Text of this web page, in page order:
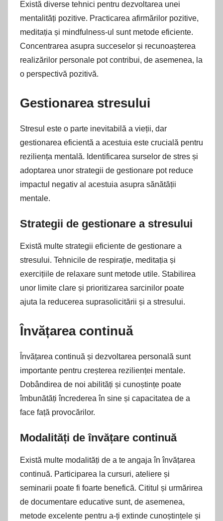
Există diverse tehnici pentru dezvoltarea unei
mentalități pozitive. Practicarea afirmărilor pozitive,
meditația și mindfulness-ul sunt metode eficiente.
Concentrarea asupra succeselor și recunoașterea
realizărilor personale pot contribui, de asemenea, la
o perspectivă pozitivă.
Gestionarea stresului
Stresul este o parte inevitabilă a vieții, dar
gestionarea eficientă a acestuia este crucială pentru
reziliența mentală. Identificarea surselor de stres și
adoptarea unor strategii de gestionare pot reduce
impactul negativ al acestuia asupra sănătății
mentale.
Strategii de gestionare a stresului
Există multe strategii eficiente de gestionare a
stresului. Tehnicile de respirație, meditația și
exercițiile de relaxare sunt metode utile. Stabilirea
unor limite clare și prioritizarea sarcinilor poate
ajuta la reducerea suprasolicitării și a stresului.
Învățarea continuă
Învățarea continuă și dezvoltarea personală sunt
importante pentru creșterea rezilienței mentale.
Dobândirea de noi abilități și cunoștințe poate
îmbunătăți încrederea în sine și capacitatea de a
face față provocărilor.
Modalități de învățare continuă
Există multe modalități de a te angaja în învățarea
continuă. Participarea la cursuri, ateliere și
seminarii poate fi foarte benefică. Cititul și urmărirea
de documentare educative sunt, de asemenea,
metode excelente pentru a-ți extinde cunoștințele și